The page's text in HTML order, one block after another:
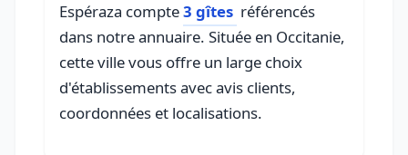
Espéraza compte3 gîtes référencés
dans notre annuaire. Située en Occitanie,
cette ville vous offre un large choix
d'établissements avec avis clients,
coordonnées et localisations.